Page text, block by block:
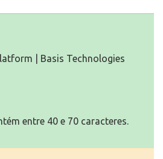
| Basis Technologies
entre 40 e 70 caracteres.